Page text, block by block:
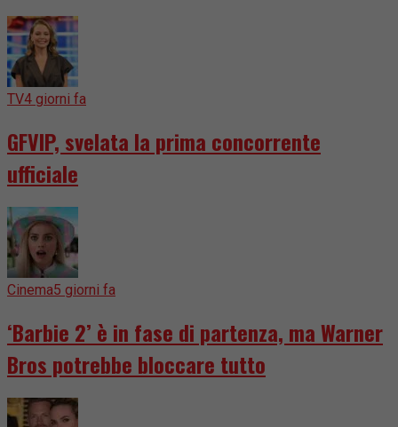
TV4 giorni fa
GFVIP, svelata la prima concorrente
ufficiale
Cinema5 giorni fa
‘Barbie 2’ è in fase di partenza, ma Warner
Bros potrebbe bloccare tutto